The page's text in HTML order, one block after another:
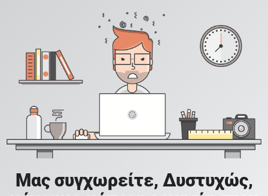
Μας συγχωρείτε, Δυστυχώς,